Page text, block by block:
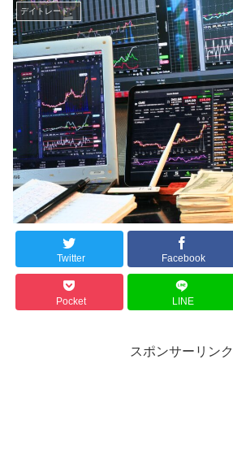
デイトレード。
Twitter Facebook
Pocket LINE
スポンサーリンク